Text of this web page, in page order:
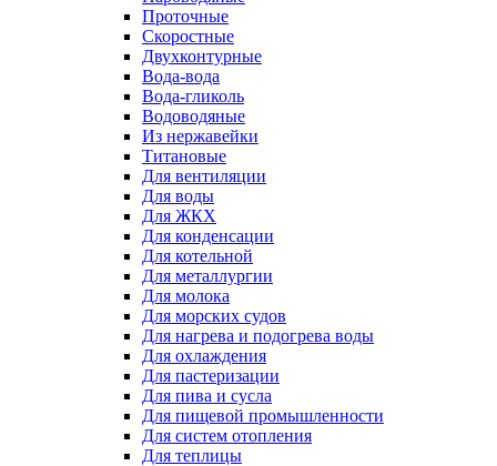
Проточные
Скоростные
Двухконтурные
Вода-вода
Вода-гликоль
Водоводяные
Из нержавейки
Титановые
Для вентиляции
Для воды
Для ЖКХ
Для конденсации
Для котельной
Для металлургии
Для молока
Для морских судов
Для нагрева и подогрева воды
Для охлаждения
Для пастеризации
Для пива и сусла
Для пищевой промышленности
Для систем отопления
Для теплицы